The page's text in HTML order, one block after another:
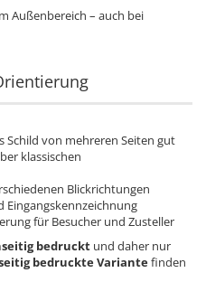
Außenbereich – auch bei
Schild von mehreren Seiten gut
klassischen
Blickrichtungen
für Besucher und Zusteller
bedruckt und daher nur
bedruckteVariantefinden